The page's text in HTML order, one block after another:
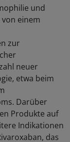
und
einem
zur
neuer
etwa beim
Darüber
Produkte auf
Indikationen
das